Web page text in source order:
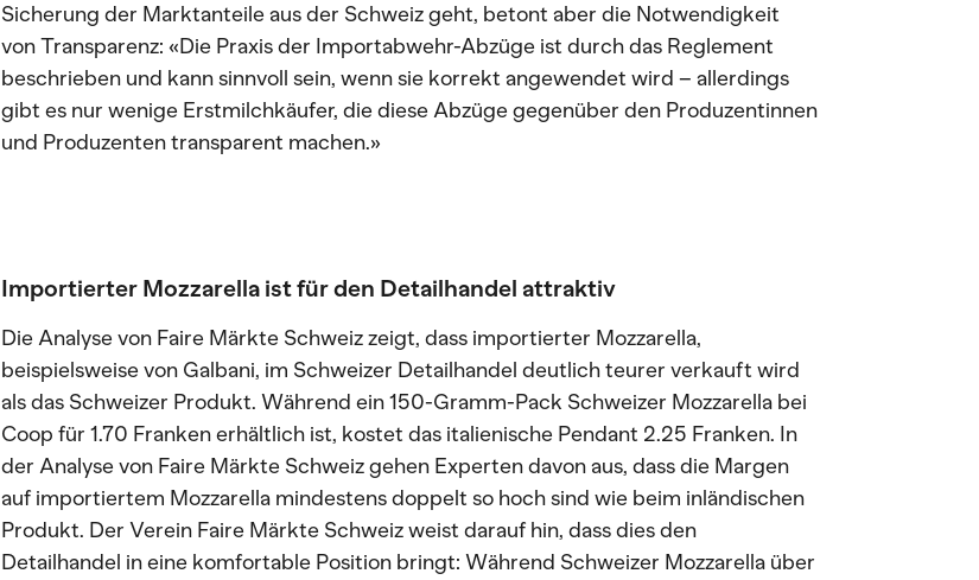
Sicherung der Marktanteile aus der Schweiz geht, betont aber die Notwendigkeit
von Transparenz: «Die Praxis der Importabwehr-Abzüge ist durch das Reglement
beschrieben und kann sinnvoll sein, wenn sie korrekt angewendet wird – allerdings
gibt es nur wenige Erstmilchkäufer, die diese Abzüge gegenüber den Produzentinnen
und Produzenten transparent machen.»
Importierter Mozzarella ist für den Detailhandel attraktiv
Die Analyse von Faire Märkte Schweiz zeigt, dass importierter Mozzarella,
beispielsweise von Galbani, im Schweizer Detailhandel deutlich teurer verkauft wird
als das Schweizer Produkt. Während ein 150-Gramm-Pack Schweizer Mozzarella bei
Coop für 1.70 Franken erhältlich ist, kostet das italienische Pendant 2.25 Franken. In
der Analyse von Faire Märkte Schweiz gehen Experten davon aus, dass die Margen
auf importiertem Mozzarella mindestens doppelt so hoch sind wie beim inländischen
Produkt. Der Verein Faire Märkte Schweiz weist darauf hin, dass dies den
Detailhandel in eine komfortable Position bringt: Während Schweizer Mozzarella über